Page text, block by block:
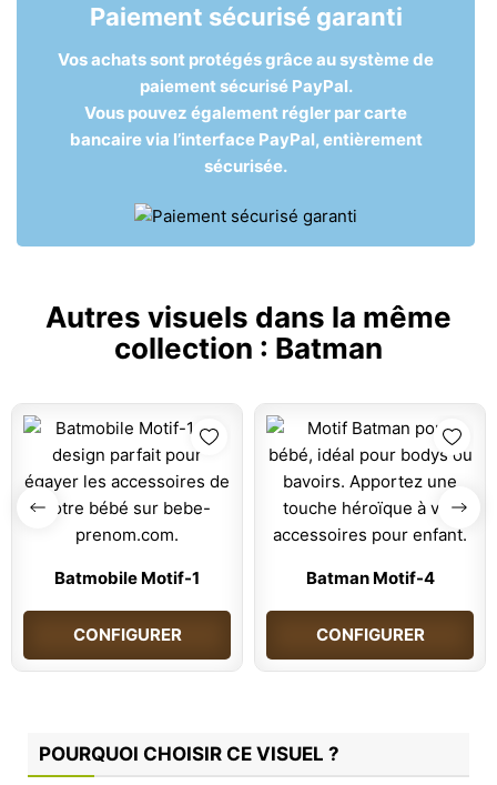
Paiement sécurisé garanti
Vos achats sont protégés grâce au système de
paiement sécurisé PayPal.
Vous pouvez également régler par carte
bancaire via l’interface PayPal, entièrement
sécurisée.
Autres visuels dans la même
collection : Batman
Batmobile Motif-1
CONFIGURER
Batman Motif-4
CONFIGURER
POURQUOI CHOISIR CE VISUEL ?